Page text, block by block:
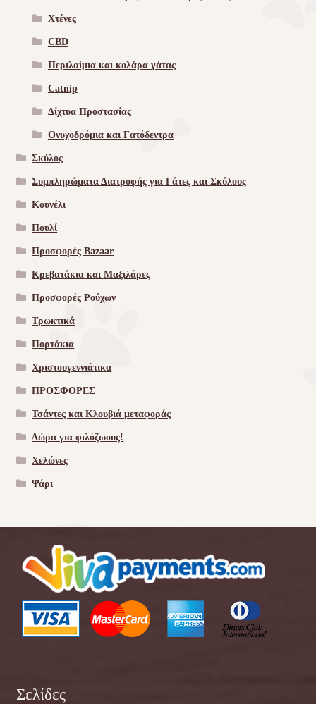
Χτένες
CBD
Περιλαίμια και κολάρα γάτας
Catnip
Δίχτυα Προστασίας
Ονυχοδρόμια και Γατόδεντρα
Σκύλος
Συμπληρώματα Διατροφής για Γάτες και Σκύλους
Κουνέλι
Πουλί
Προσφορές Bazaar
Κρεβατάκια και Μαξιλάρες
Προσφορές Ρούχων
Τρωκτικά
Πορτάκια
Χριστουγεννιάτικα
ΠΡΟΣΦΟΡΕΣ
Τσάντες και Κλουβιά μεταφοράς
Δώρα για φιλόζωους!
Χελώνες
Ψάρι
Σελίδες